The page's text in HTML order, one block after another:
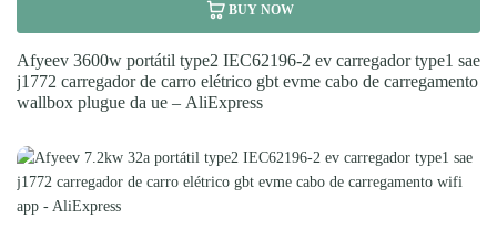
BUY NOW
Afyeev 3600w portátil type2 IEC62196-2 ev carregador type1 sae
j1772 carregador de carro elétrico gbt evme cabo de carregamento
wallbox plugue da ue – AliExpress